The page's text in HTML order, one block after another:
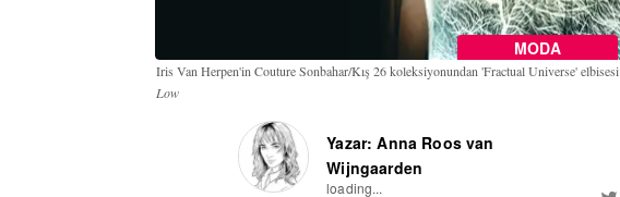
MODA
Iris Van Herpen'in Couture Sonbahar/Kış 26 koleksiyonundan 'Fractual Universe' elbisesi
Low
Yazar: Anna Roos van
Wijngaarden
loading...